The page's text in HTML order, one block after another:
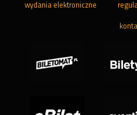
wydania elektroniczne